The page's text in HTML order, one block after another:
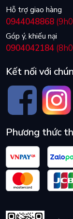
vai trò của phụ nữ
Hỗ trợ giao hàng
0944048868
Góp ý, khiếu nại
0904042184
Kết nối với
Phương thức